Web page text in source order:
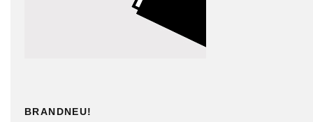
BRANDNEU!